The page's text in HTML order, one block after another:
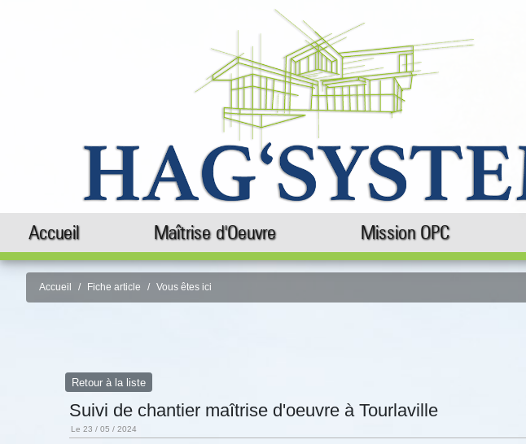
Accueil Maîtrise d'Oeuvre Mission OPC
Accueil Fiche article Vous êtes ici
Retour à la liste
Suivi de chantier maîtrise d'oeuvre à Tourlaville
Le 23 / 05 / 2024